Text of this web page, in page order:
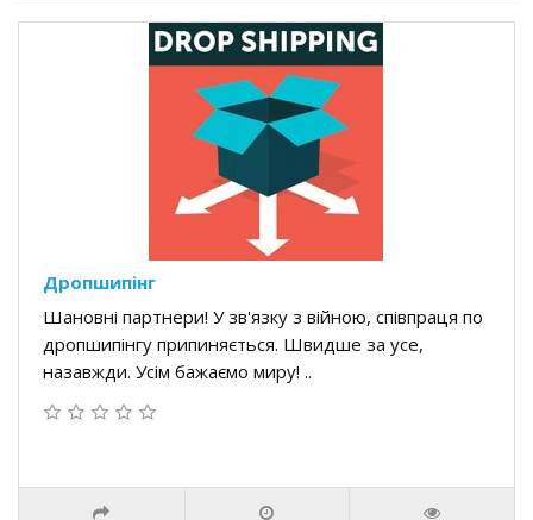
Дропшипінг
Шановні партнери! У зв'язку з війною, співпраця по
дропшипінгу припиняється. Швидше за усе,
назавжди. Усім бажаємо миру! ..